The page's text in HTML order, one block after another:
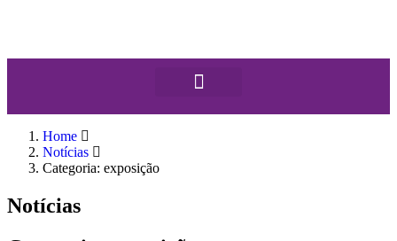
Home
Notícias
Categoria: exposição
Notícias